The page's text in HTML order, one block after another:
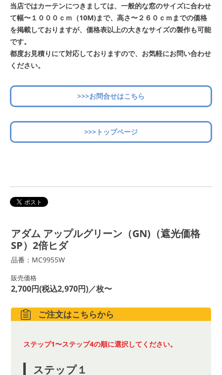
当店ではカーテンにつきましては、一般的な窓のサイズに合わせ
て幅〜１０００ｃｍ（10M)まで、高さ〜２６０ｃｍまでの価格
を掲載しておりますが、価格表以上の大きなサイズの製作も可能
です。
都度お見積りにて対応しておりますので、お気軽にお問い合わせ
ください。
>>>お問合せはこちら
>>>トップページ
アダム アップルグリーン（GN)（遮光価格
SP）2倍ヒダ
品番：MC9955W
販売価格
2,700円(税込2,970円)／枚〜
ご注文はこちらから
ステップ1〜ステップ4の順に選択してください。
ステップ１